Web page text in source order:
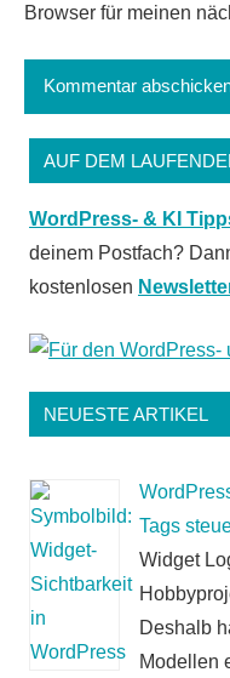
Browser für meinen
AUF DEM
WordPress- & KI
deinem Postfach?
kostenlosen
NEUESTE ARTIKEL
Tags
Widget
Deshalb
Modellen